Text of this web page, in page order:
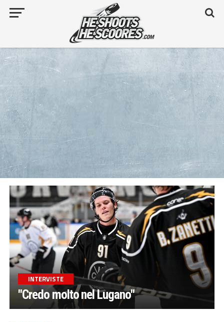
INTERVISTE
"Credo molto nel Lugano"